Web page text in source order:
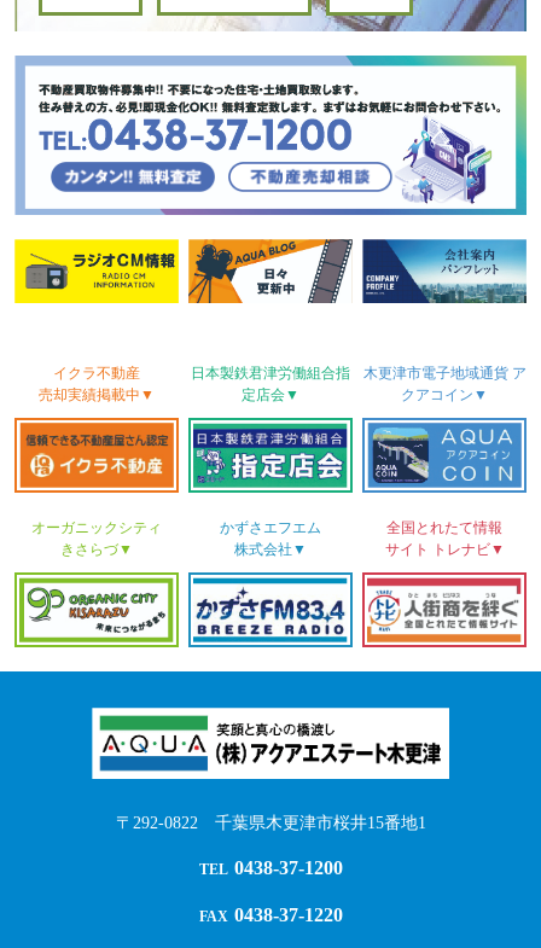
イクラ不動産
売却実績掲載中▼
日本製鉄君津労働組合指
定店会▼
木更津市電子地域通貨ア
クアコイン▼
オーガニックシティ
きさらづ▼
かずさ エフエム
株式会社▼
全国とれたて情報
サイト
トレナビ▼
〒292-0822 千葉県木更津市桜井15番地1
TEL 0438-37-1200
FAX 0438-37-1220